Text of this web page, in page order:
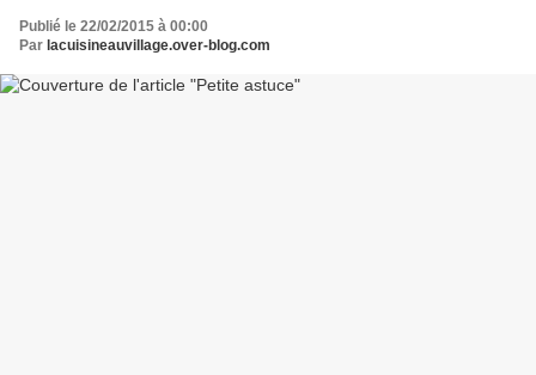
Publié le 22/02/2015 à 00:00
Par lacuisineauvillage.over-blog.com